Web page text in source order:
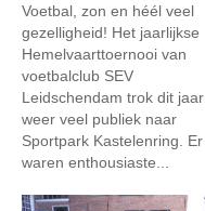
Voetbal, zon en héél veel
gezelligheid! Het jaarlijkse
Hemelvaarttoernooi van
voetbalclub SEV
Leidschendam trok dit jaar
weer veel publiek naar
Sportpark Kastelenring. Er
waren enthousiaste...